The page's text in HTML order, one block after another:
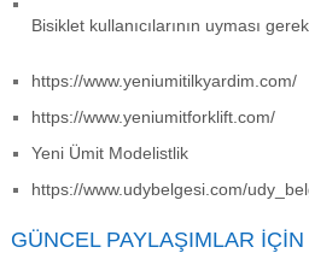
Bisiklet kullanıcılarının uyması
https://www.yeniumitilkyardim.com/
https://www.yeniumitforklift.com/
Yeni Ümit Modelistlik
https://www.udybelgesi.com/
GÜNCEL PAYLAŞIMLAR